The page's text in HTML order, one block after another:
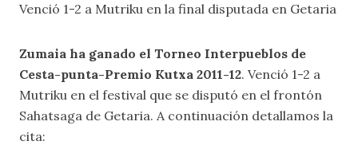
Venció 1-2 a Mutriku en la final disputada en Getaria
Zumaia ha ganado el Torneo Interpueblos de
Cesta-punta-Premio Kutxa 2011-12. Venció 1-2 a
Mutriku en el festival que se disputó en el frontón
Sahatsaga de Getaria. A continuación detallamos la
cita: